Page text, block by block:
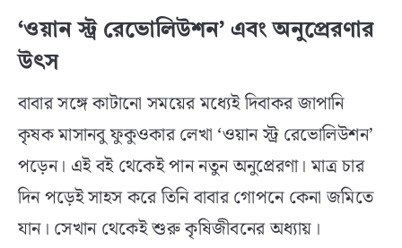
‘ওয়ান স্ট্র রেভোলিউশন’ এবং অনুপ্রেরণার
উত্‍স
বাবার সঙ্গে কাটানো সময়ের মধ্যেই দিবাকর জাপানি
কৃষক মাসানবু ফুকুওকার লেখা ‘ওয়ান স্ট্র রেভোলিউশন’
পড়েন। এই বই থেকেই পান নতুন অনুপ্রেরণা। মাত্র চার
দিন পড়েই সাহস করে তিনি বাবার গোপনে কেনা জমিতে
যান। সেখান থেকেই শুরু কৃষিজীবনের অধ্যায়।